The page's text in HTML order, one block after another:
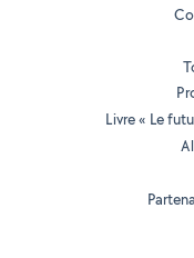
Livre « Le